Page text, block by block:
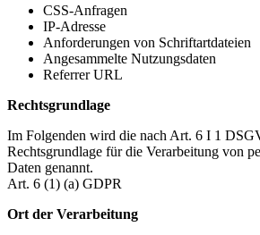
CSS-Anfragen
IP-Adresse
Anforderungen von Schriftartdateien
Angesammelte Nutzungsdaten
Referrer URL
Rechtsgrundlage
Im Folgenden wird die nach Art. 6 I 1
Rechtsgrundlage für die Verarbeitung von
Daten genannt.
Art. 6 (1) (a) GDPR
Ort der Verarbeitung